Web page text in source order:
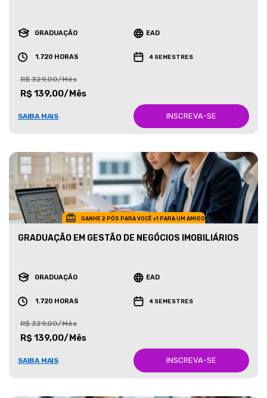
GRADUAÇÃO EAD
1.720 HORAS 4 SEMESTRES
R$ 329,00/Mês
R$ 139,00/Mês
SAIBA MAIS INSCREVA-SE
GANHE 2 PÓS PARA VOCÊ +1 PARA UM AMIGO
GRADUAÇÃO EM GESTÃO DE NEGÓCIOS IMOBILIÁRIOS
GRADUAÇÃO EAD
1.720 HORAS 4 SEMESTRES
R$ 329,00/Mês
R$ 139,00/Mês
SAIBA MAIS INSCREVA-SE